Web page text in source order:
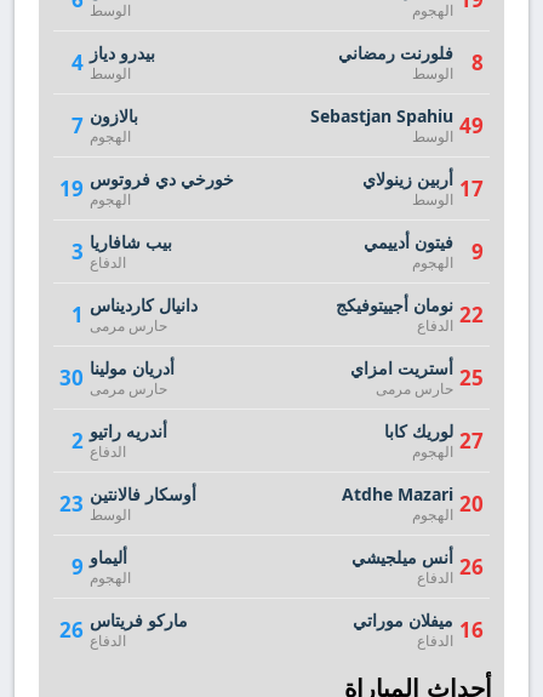
الوسط
4 بيدرو دياز
الوسط
7 بالازون
الهجوم
19 خورخي دي فروتوس
الهجوم
3 بيب شافاريا
الدفاع
1 دانيال كارديناس
حارس مرمى
30 أدريان مولينا
حارس مرمى
2 أندريه راتيو
الدفاع
23 أوسكار فالانتين
الوسط
9 أليماو
الهجوم
26 ماركو فريتاس
الدفاع
الهجوم
8 فلورنت رمضاني
الوسط
49
Sebastjan Spahiu
الوسط
17 أربين زينولاي
الوسط
9 فيتون أدييمي
الهجوم
22 نومان أجييتوفيكج
الدفاع
25 أستريت امزاي
حارس مرمى
27 لوريك كابا
الهجوم
20
Atdhe Mazari
الهجوم
26 أنس ميلجيشي
الدفاع
16 ميفلان موراتي
الدفاع
أحداث المباراة